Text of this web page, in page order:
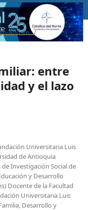
Agosto /
entre
y el lazo
Universitaria Luis
de Antioquia
de Investigación Social de
y Desarrollo
Docente de la Facultad
Universitaria Luis
Desarrollo y